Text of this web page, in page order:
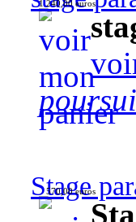
1 240,00 euros
Stage
570,00 euros